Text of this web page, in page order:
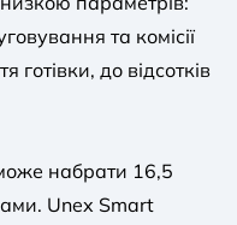
та комісії
готівки, до відсотків
набрати 16,5
Unex Smart